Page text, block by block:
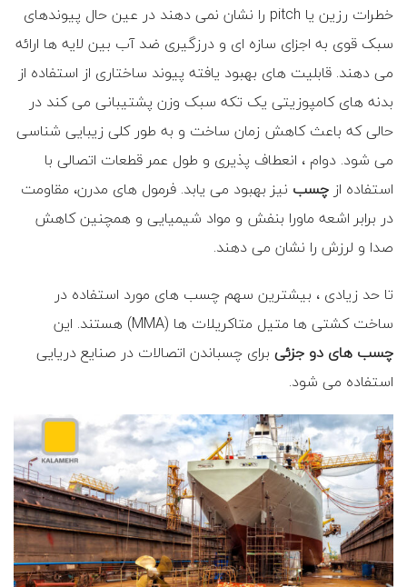
خطرات رزین یا pitch را نشان نمی دهند در عین حال پیوندهای
سبک قوی به اجزای سازه ای و درزگیری ضد آب بین لایه ها ارائه
می دهند. قابلیت های بهبود یافته پیوند ساختاری از استفاده از
بدنه های کامپوزیتی یک تکه سبک وزن پشتیبانی می کند در
حالی که باعث کاهش زمان ساخت و به طور کلی زیبایی شناسی
می شود. دوام ، انعطاف پذیری و طول عمر قطعات اتصالی با
استفاده از چسب نیز بهبود می یابد. فرمول های مدرن، مقاومت
در برابر اشعه ماورا بنفش و مواد شیمیایی و همچنین کاهش
صدا و لرزش را نشان می دهند.
تا حد زیادی ، بیشترین سهم چسب های مورد استفاده در
ساخت کشتی ها متیل متاکریلات ها (MMA) هستند. این
چسب های دو جزئی برای چسباندن اتصالات در صنایع دریایی
استفاده می شود.